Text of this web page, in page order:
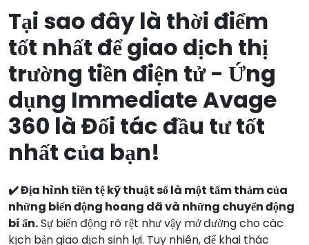
Tại sao đây là thời điểm
tốt nhất để giao dịch thị
trường tiền điện tử - Ứng
dụng Immediate Avage
360 là Đối tác đầu tư tốt
nhất của bạn!
✔️ Địa hình tiền tệ kỹ thuật số là một tấm thảm của
những biến động hoang dã và những chuyển động
bí ẩn.Sự biến động rõ rệt như vậy mở đường cho các
kịch bản giao dịch sinh lợi. Tuy nhiên, để khai thác